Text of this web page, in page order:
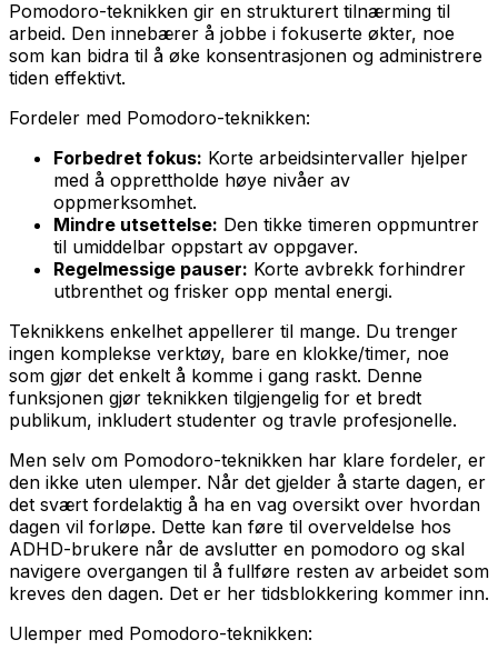
Pomodoro-teknikken gir en strukturert tilnærming til
arbeid. Den innebærer å jobbe i fokuserte økter, noe
som kan bidra til å øke konsentrasjonen og administrere
tiden effektivt.
Fordeler med Pomodoro-teknikken:
Forbedret fokus: Korte arbeidsintervaller hjelper
med å opprettholde høye nivåer av
oppmerksomhet.
Mindre utsettelse: Den tikke timeren oppmuntrer
til umiddelbar oppstart av oppgaver.
Regelmessige pauser: Korte avbrekk forhindrer
utbrenthet og frisker opp mental energi.
Teknikkens enkelhet appellerer til mange. Du trenger
ingen komplekse verktøy, bare en klokke/timer, noe
som gjør det enkelt å komme i gang raskt. Denne
funksjonen gjør teknikken tilgjengelig for et bredt
publikum, inkludert studenter og travle profesjonelle.
Men selv om Pomodoro-teknikken har klare fordeler, er
den ikke uten ulemper. Når det gjelder å starte dagen, er
det svært fordelaktig å ha en vag oversikt over hvordan
dagen vil forløpe. Dette kan føre til overveldelse hos
ADHD-brukere når de avslutter en pomodoro og skal
navigere overgangen til å fullføre resten av arbeidet som
kreves den dagen. Det er her tidsblokkering kommer inn.
Ulemper med Pomodoro-teknikken: